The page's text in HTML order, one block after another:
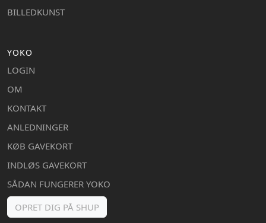
BILLEDKUNST
YOKO
LOGIN
OM
KONTAKT
ANLEDNINGER
KØB GAVEKORT
INDLØS GAVEKORT
SÅDAN FUNGERER YOKO
OPRET DIG PÅ SHUP